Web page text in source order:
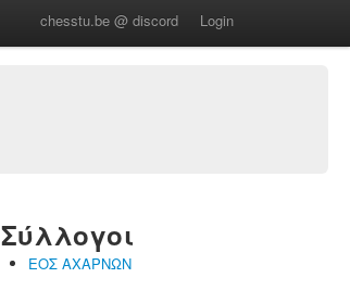
chesstu.be @ discord Login
Σύλλογοι
ΕΟΣ ΑΧΑΡΝΩΝ